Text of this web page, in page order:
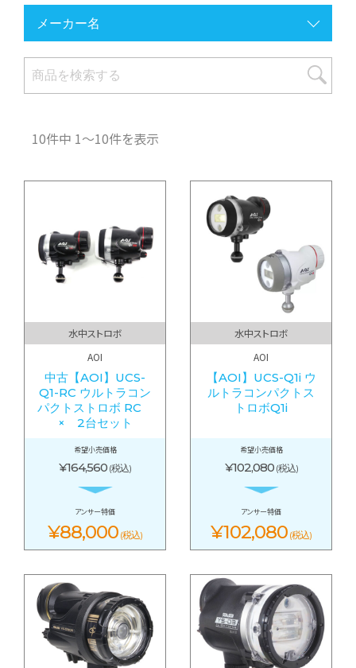
10件中 1〜10件を表示
水中ストロボ
AOI
中古【AOI】UCS-
Q1-RC ウルトラコン
パクトストロボ RC
× 2台セット
希望小売価格
¥164,560 (税込)
アンサー特価
¥88,000 (税込)
水中ストロボ
AOI
【AOI】UCS-Q1i ウ
ルトラコンパクトス
トロボQ1i
希望小売価格
¥102,080 (税込)
アンサー特価
¥102,080 (税込)